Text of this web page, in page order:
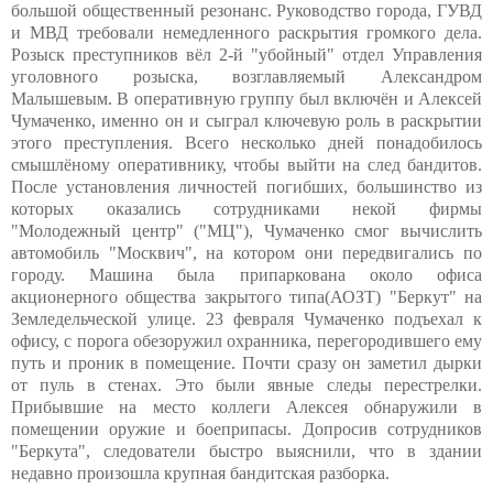
большой общественный резонанс. Руководство города, ГУВД
и МВД требовали немедленного раскрытия громкого дела.
Розыск преступников вёл 2-й "убойный" отдел Управления
уголовного розыска, возглавляемый Александром
Малышевым. В оперативную группу был включён и Алексей
Чумаченко, именно он и сыграл ключевую роль в раскрытии
этого преступления. Всего несколько дней понадобилось
смышлёному оперативнику, чтобы выйти на след бандитов.
После установления личностей погибших, большинство из
которых оказались сотрудниками некой фирмы
"Молодежный центр" ("МЦ"), Чумаченко смог вычислить
автомобиль "Москвич", на котором они передвигались по
городу. Машина была припаркована около офиса
акционерного общества закрытого типа(АОЗТ) "Беркут" на
Земледельческой улице. 23 февраля Чумаченко подъехал к
офису, с порога обезоружил охранника, перегородившего ему
путь и проник в помещение. Почти сразу он заметил дырки
от пуль в стенах. Это были явные следы перестрелки.
Прибывшие на место коллеги Алексея обнаружили в
помещении оружие и боеприпасы. Допросив сотрудников
"Беркута", следователи быстро выяснили, что в здании
недавно произошла крупная бандитская разборка.